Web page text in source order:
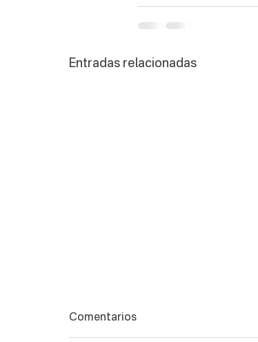
Entradas relacionadas
Comentarios